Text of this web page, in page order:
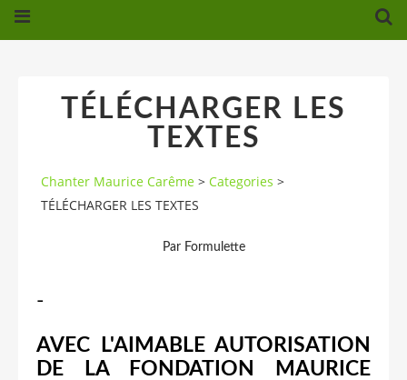
TÉLÉCHARGER LES
TEXTES
Chanter Maurice Carême > Categories >
TÉLÉCHARGER LES TEXTES
Par Formulette
-
AVEC L'AIMABLE AUTORISATION
DE LA FONDATION MAURICE